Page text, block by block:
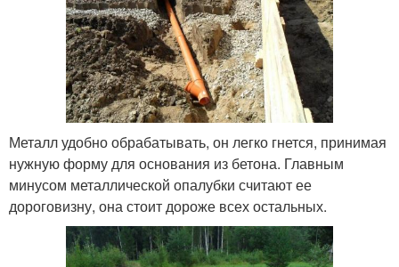
Металл удобно обрабатывать, он легко гнется, принимая
нужную форму для основания из бетона. Главным
минусом металлической опалубки считают ее
дороговизну, она стоит дороже всех остальных.